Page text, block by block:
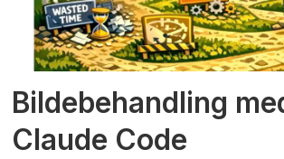
Bildebehandling
Claude Code